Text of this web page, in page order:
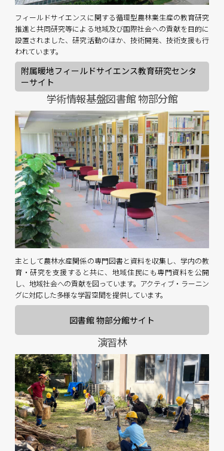
フィールドサイエンスに関する循環型農林業生産の教育研究
推進と共同研究等による地域及び国際社会への貢献を目的に
設置されました、研究活動のほか、技術開発、技術支援も行
われています。
附属暖地フィールドサイエンス教育研究センタ
ーサイト
学術情報基盤図書館 物部分館
主として農林水産関係の専門図書と資料を収集し、学内の教
育・研究を支援すると共に、地域住民にも専門資料を公開
し、地域社会への貢献を図っています。アクティブ・ラーニン
グに対応した多様な学習空間を提供しています。
図書館 物部分館サイト
演習林